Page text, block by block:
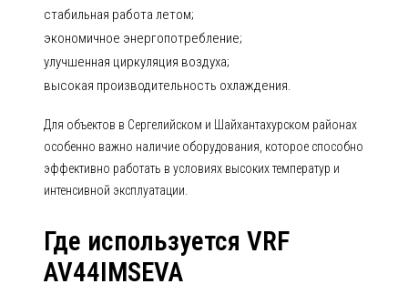
стабильная работа летом;
экономичное энергопотребление;
улучшенная циркуляция воздуха;
высокая производительность охлаждения.
Для объектов в Сергелийском и Шайхантахурском районах
особенно важно наличие оборудования, которое способно
эффективно работать в условиях высоких температур и
интенсивной эксплуатации.
Где используется VRF
AV44IMSEVA